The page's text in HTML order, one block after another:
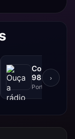
98.3 FM
Porto Alegre,
›